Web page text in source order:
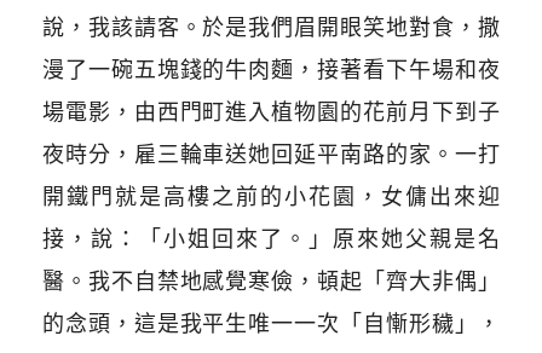
說，我該請客。於是我們眉開眼笑地對食，撒
漫了一碗五塊錢的牛肉麵，接著看下午場和夜
場電影，由西門町進入植物園的花前月下到子
夜時分，雇三輪車送她回延平南路的家。一打
開鐵門就是高樓之前的小花園，女傭出來迎
接，說：「小姐回來了。」原來她父親是名
醫。我不自禁地感覺寒儉，頓起「齊大非偶」
的念頭，這是我平生唯一一次「自慚形穢」，